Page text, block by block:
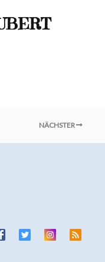
NÄCHSTER